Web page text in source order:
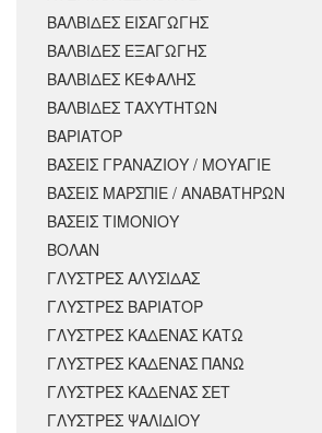
ΒΑΛΒΙΔΕΣ ΕΙΣΑΓΩΓΗΣ
ΒΑΛΒΙΔΕΣ ΕΞΑΓΩΓΗΣ
ΒΑΛΒΙΔΕΣ ΚΕΦΑΛΗΣ
ΒΑΛΒΙΔΕΣ ΤΑΧΥΤΗΤΩΝ
ΒΑΡΙΑΤΟΡ
ΒΑΣΕΙΣ ΓΡΑΝΑΖΙΟΥ / ΜΟΥΑΓΙΕ
ΒΑΣΕΙΣ ΜΑΡΣΠΙΕ / ΑΝΑΒΑΤΗΡΩΝ
ΒΑΣΕΙΣ ΤΙΜΟΝΙΟΥ
ΒΟΛΑΝ
ΓΛΥΣΤΡΕΣ ΑΛΥΣΙΔΑΣ
ΓΛΥΣΤΡΕΣ ΒΑΡΙΑΤΟΡ
ΓΛΥΣΤΡΕΣ ΚΑΔΕΝΑΣ ΚΑΤΩ
ΓΛΥΣΤΡΕΣ ΚΑΔΕΝΑΣ ΠΑΝΩ
ΓΛΥΣΤΡΕΣ ΚΑΔΕΝΑΣ ΣΕΤ
ΓΛΥΣΤΡΕΣ ΨΑΛΙΔΙΟΥ